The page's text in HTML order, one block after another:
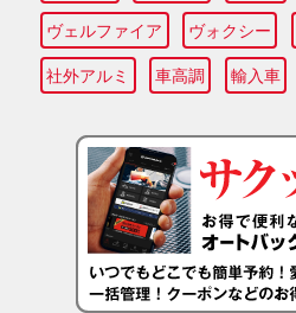
ヴェルファイア ヴォクシー
社外アルミ 車高調 輸入車